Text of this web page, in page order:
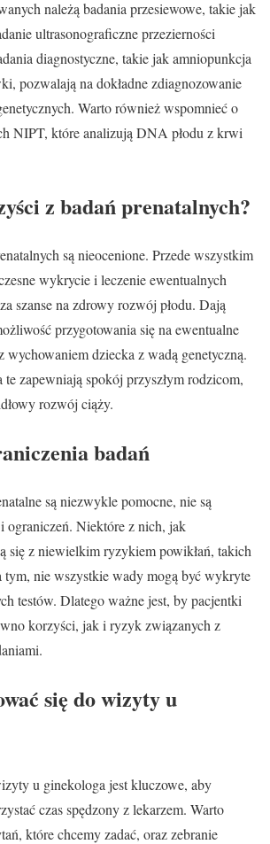
należą badania przesiewowe, takie jak
ultrasonograficzne przezierności
diagnostyczne, takie jak amniopunkcja
pozwalają na dokładne zdiagnozowanie
Warto również wspomnieć o
NIPT, które analizują DNA płodu z krwi
z badań prenatalnych?
są nieocenione. Przede wszystkim
wykrycie i leczenie ewentualnych
szanse na zdrowy rozwój płodu. Dają
przygotowania się na ewentualne
wychowaniem dziecka z wadą genetyczną.
zapewniają spokój przyszłym rodzicom,
rozwój ciąży.
badań
są niezwykle pomocne, nie są
ograniczeń. Niektóre z nich, jak
się z niewielkim ryzykiem powikłań, takich
tym, nie wszystkie wady mogą być wykryte
testów. Dlatego ważne jest, by pacjentki
korzyści, jak i ryzyk związanych z
się do wizyty u
u ginekologa jest kluczowe, aby
czas spędzony z lekarzem. Warto
które chcemy zadać, oraz zebranie